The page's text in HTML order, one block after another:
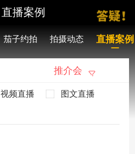
直播案例
茄子约拍 拍摄动态 直播案例
推介会
视频直播
图文直播